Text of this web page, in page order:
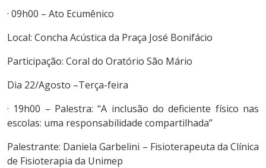
· 09h00 – Ato Ecumênico
Local: Concha Acústica da Praça José Bonifácio
Participação: Coral do Oratório São Mário
Dia 22/Agosto –Terça-feira
· 19h00 – Palestra: “A inclusão do deficiente físico nas
escolas: uma responsabilidade compartilhada”
Palestrante: Daniela Garbelini – Fisioterapeuta da Clínica
de Fisioterapia da Unimep